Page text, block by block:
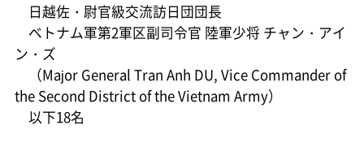
日越佐・尉官級交流訪日団団長
ベトナム軍第2軍区副司令官 陸軍少将 チャン・アイ
ン・ズ
（Major General Tran Anh DU, Vice Commander of
the Second District of the Vietnam Army）
以下18名